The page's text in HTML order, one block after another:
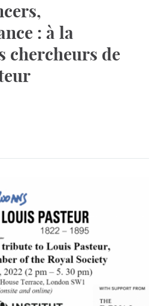
: à la
chercheurs de